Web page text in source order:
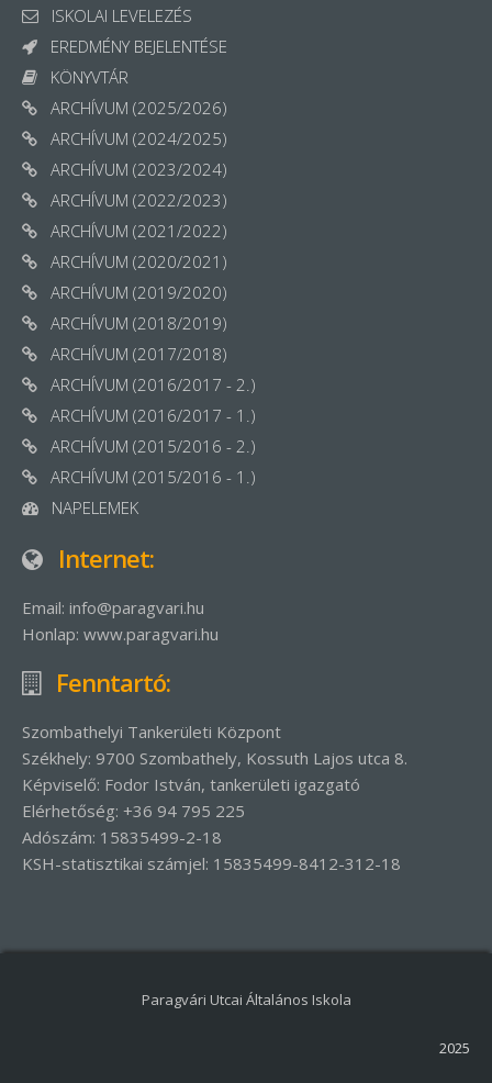
ISKOLAI LEVELEZÉS
EREDMÉNY BEJELENTÉSE
KÖNYVTÁR
ARCHÍVUM (2025/2026)
ARCHÍVUM (2024/2025)
ARCHÍVUM (2023/2024)
ARCHÍVUM (2022/2023)
ARCHÍVUM (2021/2022)
ARCHÍVUM (2020/2021)
ARCHÍVUM (2019/2020)
ARCHÍVUM (2018/2019)
ARCHÍVUM (2017/2018)
ARCHÍVUM (2016/2017 - 2.)
ARCHÍVUM (2016/2017 - 1.)
ARCHÍVUM (2015/2016 - 2.)
ARCHÍVUM (2015/2016 - 1.)
NAPELEMEK
Internet:
Email: info@paragvari.hu
Honlap: www.paragvari.hu
Fenntartó:
Szombathelyi Tankerületi Központ
Székhely: 9700 Szombathely, Kossuth Lajos utca 8.
Képviselő: Fodor István, tankerületi igazgató
Elérhetőség: +36 94 795 225
Adószám: 15835499-2-18
KSH-statisztikai számjel: 15835499-8412-312-18
Paragvári Utcai Általános Iskola
2025